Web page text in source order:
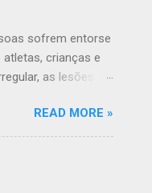
do ombro e p...
sofrem entorse
crianças e
as lesões
do
são mais comuns
fibular. Torcer
READ MORE »